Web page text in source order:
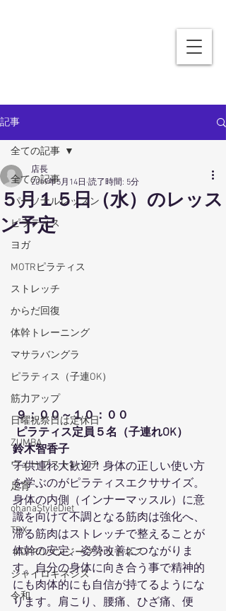
記事
全ての記事
パーソナルレッスン
ピラティス
ヨガ
MOTRピラティス
ストレッチ
からだ回復
体幹トレーニング
マサラバングラ
ピラティス（子連OK）
筋力アップ
日曜祝祭日は定休日
ZUMBA
ウェーブストレッチ
足育
ohanaStyleDiet
TRX
４DPROバンジーフィットネス
ジャイロキネシス
令和
全ての記事
５月１５日（水）のレッス
ン予定
店長
2019年5月14日 読了時間: 5分
９：００～１０：００
ピラティス定員５名（子連れOK）
鈴木智香子
子供連れ大歓迎！身体の正しい使い方
を学ぶのがピラティスエクササイズ。
身体の内側（インナーマッスル）に意
識を向けて不調となる筋肉は強化へ、
滞る筋肉はストレッチで整えることが
体幹の安定、姿勢改善につながりま
す。自分の身体に向き合う事で精神的
にも肉体的にも自信が持てるようにな
ります。肩こり、腰痛、ひざ痛、便